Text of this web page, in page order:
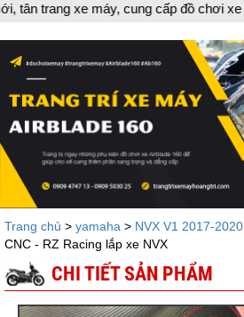
cung cấp đồ chơi xe máy
Trang chủ > yamaha > NVX V1 2017-2020
CNC - RZ Racing lắp xe NVX
CHI TIẾT SẢN PHẨM